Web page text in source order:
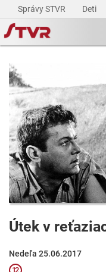
Správy STVR Deti
Útek v
Nedeľa 25.06.2017